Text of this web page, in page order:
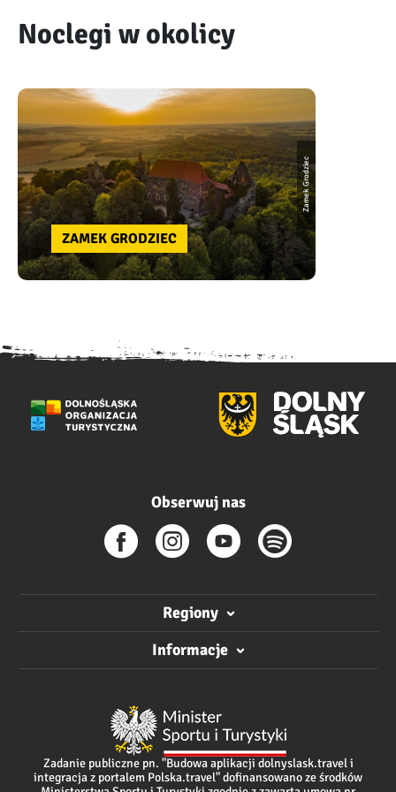
Noclegi w okolicy
Zamek Grodziec
ZAMEK GRODZIEC
Obserwuj nas
Regiony
Informacje
Zadanie publiczne pn. "Budowa aplikacji dolnyslask.travel i
integracja z portalem Polska.travel" dofinansowano ze środków